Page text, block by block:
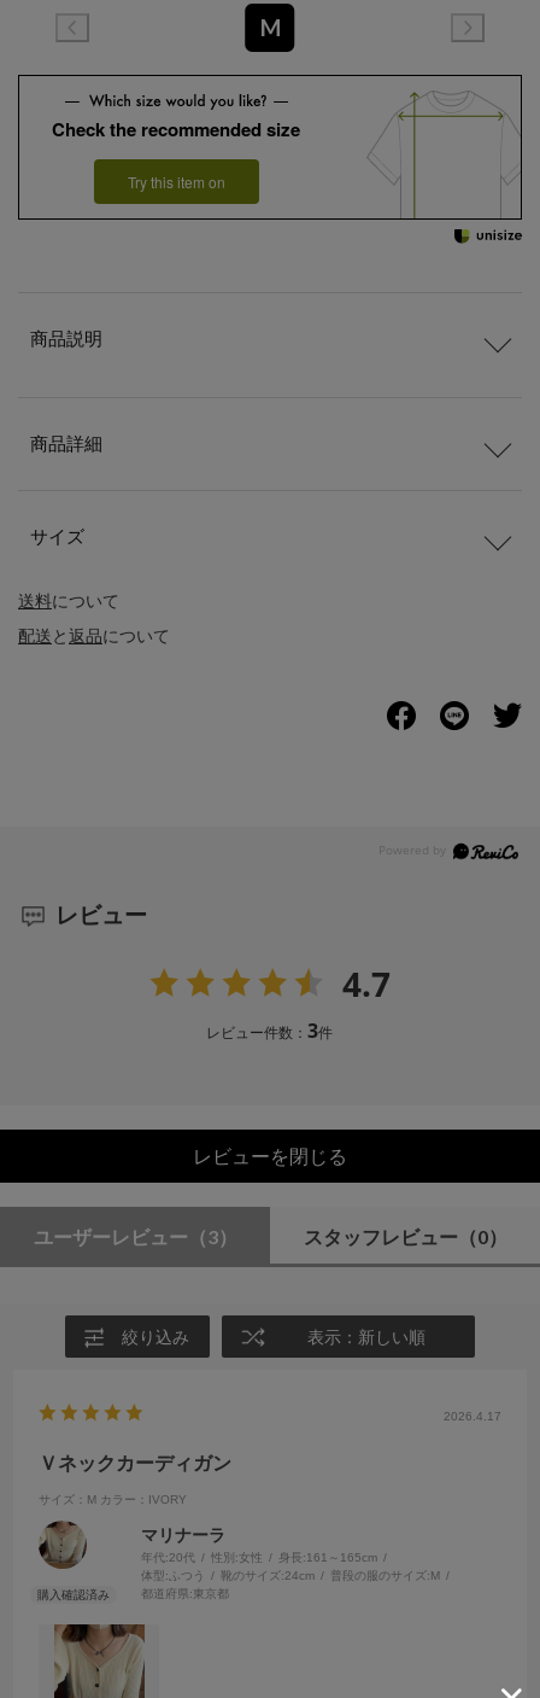
M
Check the recommended size
Try this item on
送料について
配送と返品について
商品説明
商品詳細
サイズ
レビュー
4.7
レビュー件数：3件
レビューを閉じる
ユーザーレビュー （3） スタッフレビュー （0）
絞り込み 表示：新しい順
2026.4.17
Ｖネックカーディガン
サイズ：M カラー：IVORY
マリナーラ
年代:20代 性別:女性 身長:161～165cm
体型: ふつう 靴のサイズ:24cm 普段の服のサイズ:M
都道府県:東京都